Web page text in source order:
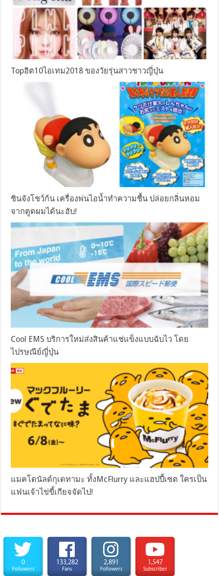
Topฮิต10ไอเทม2018 ของวัยรุ่นสาวชาวญี่ปุ่น
ชินจังโชว์ก้น เครื่องพ่นไอน้ำทำความชื้น ปล่อยกลิ่นหอม
จากตูดผมได้นะฮับ!
Cool EMS บริการใหม่ส่งสินค้าแช่แข็งแบบฉับไว โดย
ไปรษณีย์ญี่ปุ่น
แมคโดนัลด์กุเดทามะ ทั้งMcFlurry และแฮปปี้เซต ใครเป็น
แฟนเจ้าไข่ขี้เกียจจัดไป!
0
Followers
133,282
Fans
2,891
Followers
1,547
Subscriber